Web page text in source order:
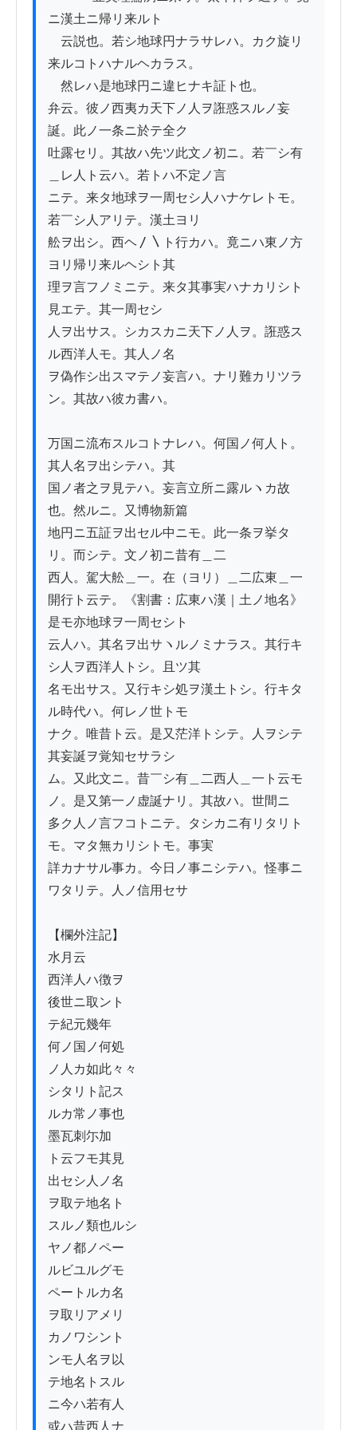
ニ漢土ニ帰リ来ルト
云説也。若シ地球円ナラサレハ。カク旋リ
来ルコトハナルヘカラス。
然レハ是地球円ニ違ヒナキ証ト也。
弁云。彼ノ西夷カ天下ノ人ヲ誑惑スルノ妄
誕。此ノ一条ニ於テ全ク
吐露セリ。其故ハ先ツ此文ノ初ニ。若￣シ有
＿レ人ト云ハ。若トハ不定ノ言
ニテ。来タ地球ヲ一周セシ人ハナケレトモ。
若￣シ人アリテ。漢土ヨリ
舩ヲ出シ。西ヘ〳〵ト行カハ。竟ニハ東ノ方
ヨリ帰リ来ルヘシト其
理ヲ言フノミニテ。来タ其事実ハナカリシト
見エテ。其一周セシ
人ヲ出サス。シカスカニ天下ノ人ヲ。誑惑ス
ル西洋人モ。其人ノ名
ヲ偽作シ出スマテノ妄言ハ。ナリ難カリツラ
ン。其故ハ彼カ書ハ。
万国ニ流布スルコトナレハ。何国ノ何人ト。
其人名ヲ出シテハ。其
国ノ者之ヲ見テハ。妄言立所ニ露ルヽカ故
也。然ルニ。又博物新篇
地円ニ五証ヲ出セル中ニモ。此一条ヲ挙タ
リ。而シテ。文ノ初ニ昔有＿二
西人。駕大舩＿一。在（ヨリ）＿二広東＿一
開行ト云テ。《割書：広東ハ漢｜土ノ地名》
是モ亦地球ヲ一周セシト
云人ハ。其名ヲ出サヽルノミナラス。其行キ
シ人ヲ西洋人トシ。且ツ其
名モ出サス。又行キシ処ヲ漢土トシ。行キタ
ル時代ハ。何レノ世トモ
ナク。唯昔ト云。是又茫洋トシテ。人ヲシテ
其妄誕ヲ覚知セサラシ
ム。又此文ニ。昔￣シ有＿二西人＿一ト云モ
ノ。是又第一ノ虚誕ナリ。其故ハ。世間ニ
多ク人ノ言フコトニテ。タシカニ有リタリト
モ。マタ無カリシトモ。事実
詳カナサル事カ。今日ノ事ニシテハ。怪事ニ
ワタリテ。人ノ信用セサ
【欄外注記】
水月云
西洋人ハ徴ヲ
後世ニ取ント
テ紀元幾年
何ノ国ノ何処
ノ人カ如此々々
シタリト記ス
ルカ常ノ事也
墨瓦刺尓加
ト云フモ其見
出セシ人ノ名
ヲ取テ地名ト
スルノ類也ルシ
ヤノ都ノペー
ルビユルグモ
ペートルカ名
ヲ取リアメリ
カノワシント
ンモ人名ヲ以
テ地名トスル
ニ今ハ若有人
或ハ昔西人ナ